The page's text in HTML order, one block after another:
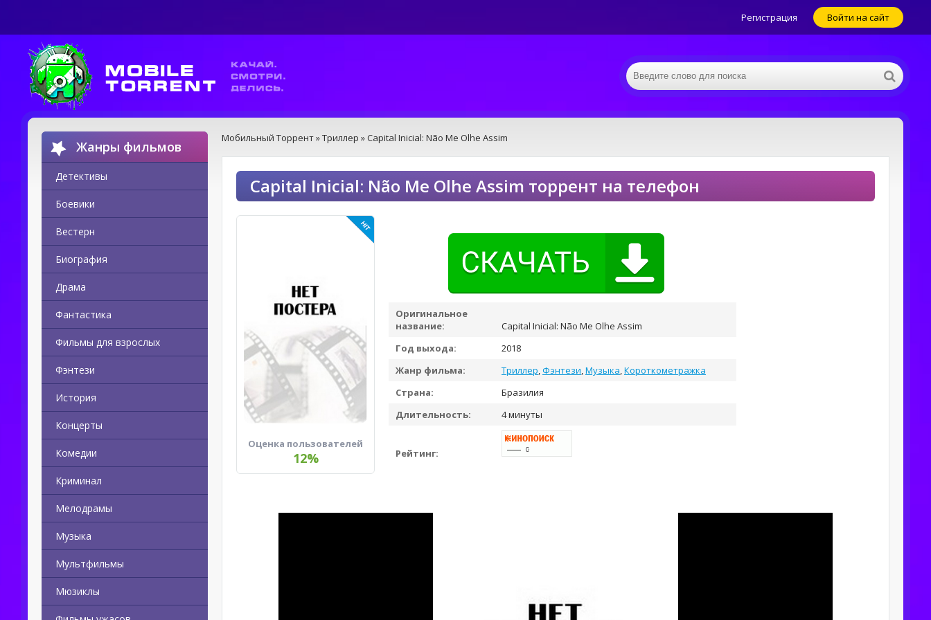
Регистрация Войти на сайт
Жанры фильмов
Детективы
Боевики
Вестерн
Биография
Драма
Фантастика
Фильмы для взрослых
Фэнтези
История
Концерты
Комедии
Криминал
Мелодрамы
Музыка
Мультфильмы
Мюзиклы
Мобильный Торрент»Триллер » Capital Inicial: Não Me Olhe Assim
Capital Inicial: Não Me Olhe Assim торрент на телефон
Оценка пользователей
12%
Оригинальное
название:
Capital Inicial: Não Me Olhe Assim
Год выхода:
2018
Жанр фильма:
Триллер,Фэнтези,Музыка,Короткометражка
Страна:
Бразилия
Длительность:
4 минуты
Рейтинг: